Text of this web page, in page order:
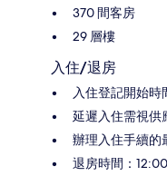
370 間客房
29 層樓
入住/退房
入住登記開始
延遲入住需視供
辦理入住手續的
退房時間：12:00